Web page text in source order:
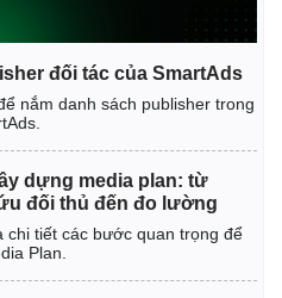
đối tác của SmartAds
nắm danh sách publisher trong
dựng media plan: từ
đối thủ đến đo lường
chi tiết các bước quan trọng để
Plan.